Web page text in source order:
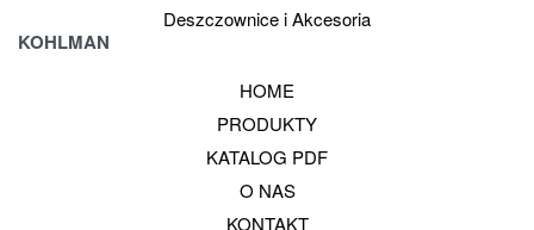
Deszczownice i Akcesoria
KOHLMAN
HOME
PRODUKTY
KATALOG PDF
O NAS
KONTAKT